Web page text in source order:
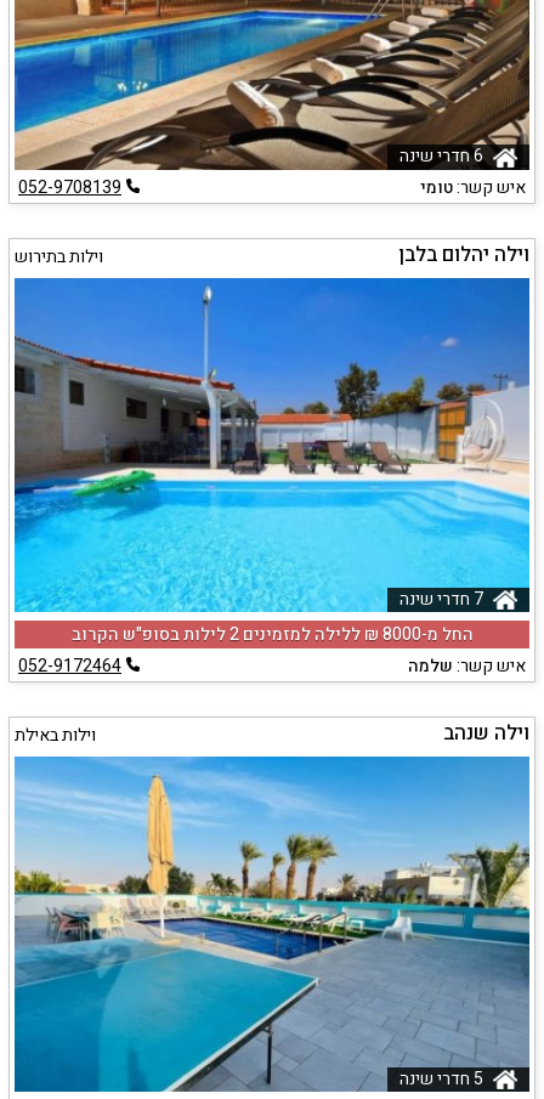
6 חדרי שינה
איש קשר:טומי 052-9708139
וילה יהלום בלבן וילות בתירוש
החל מ-‏8000 ₪ ללילה למזמינים 2 לילות בסופ"ש הקרוב
איש קשר:שלמה 052-9172464
וילה שנהב וילות באילת